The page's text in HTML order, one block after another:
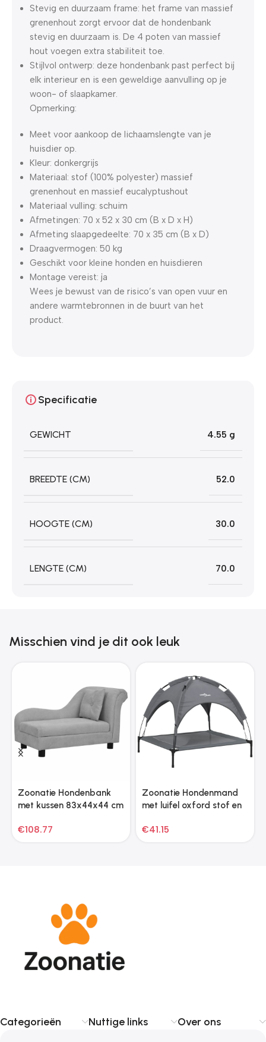
Stevig en duurzaam frame: het frame van massief
grenenhout zorgt ervoor dat de hondenbank
stevig en duurzaam is. De 4 poten van massief
hout voegen extra stabiliteit toe.
Stijlvol ontwerp: deze hondenbank past perfect bij
elk interieur en is een geweldige aanvulling op je
woon- of slaapkamer.
Opmerking:
Meet voor aankoop de lichaamslengte van je
huisdier op.
Kleur: donkergrijs
Materiaal: stof (100% polyester) massief
grenenhout en massief eucalyptushout
Materiaal vulling: schuim
Afmetingen: 70 x 52 x 30 cm (B x D x H)
Afmeting slaapgedeelte: 70 x 35 cm (B x D)
Draagvermogen: 50 kg
Geschikt voor kleine honden en huisdieren
Montage vereist: ja
Wees je bewust van de risico’s van open vuur en
andere warmtebronnen in de buurt van het
product.
Specificatie
GEWICHT 4.55 g
BREEDTE (CM) 52.0
HOOGTE (CM) 30.0
LENGTE (CM) 70.0
Misschien vind je dit ook leuk
Zoonatie Hondenbank
met kussen 83x44x44 cm
€108.77
Zoonatie Hondenmand
met luifel oxford stof en
€41.15
Categorieën Nuttige links Over ons